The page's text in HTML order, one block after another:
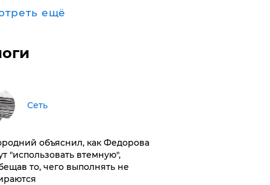
ещё
Сеть
объяснил, как Федорова
"использовать втемную",
то, чего выполнять не